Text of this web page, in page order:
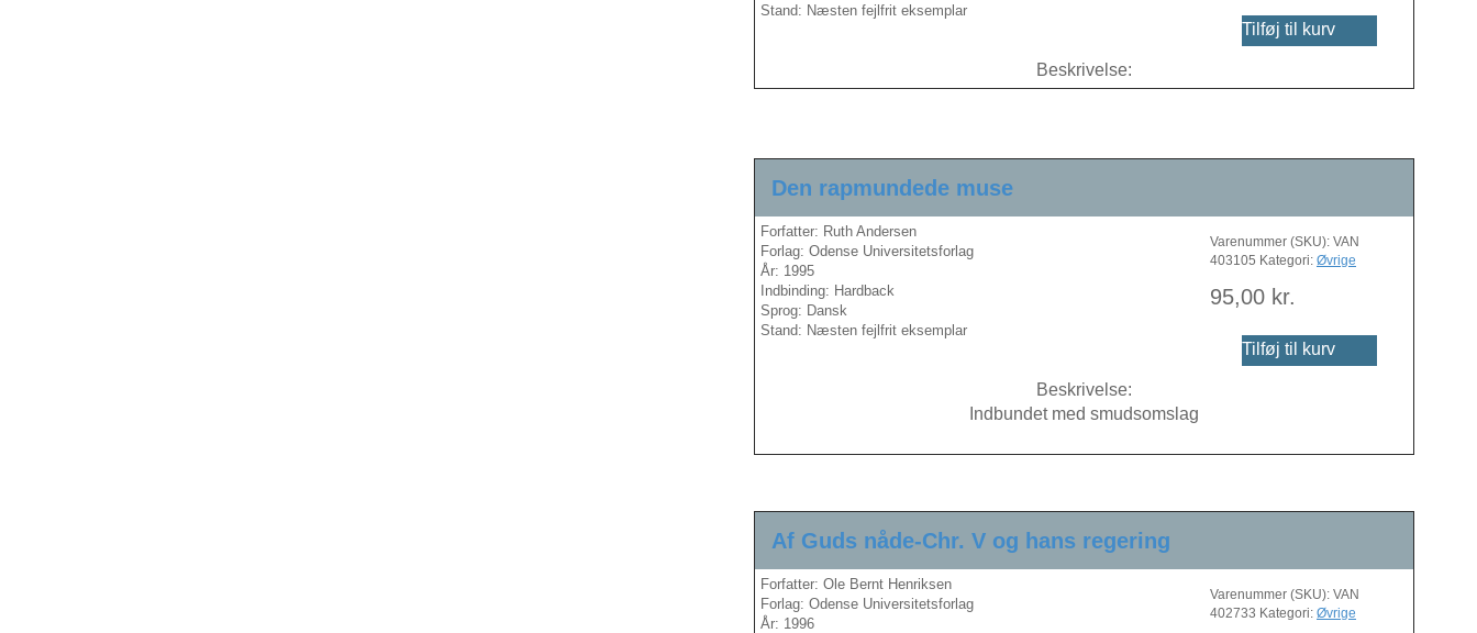
Stand: Næsten fejlfrit eksemplar
Tilføj til kurv
Beskrivelse:
Den rapmundede muse
Forfatter: Ruth Andersen
Forlag: Odense Universitetsforlag
År: 1995
Indbinding: Hardback
Sprog: Dansk
Stand: Næsten fejlfrit eksemplar
Varenummer (SKU): VAN
403105 Kategori: Øvrige
95,00 kr.
Tilføj til kurv
Beskrivelse:
Indbundet med smudsomslag
Af Guds nåde-Chr. V og hans regering
Forfatter: Ole Bernt Henriksen
Forlag: Odense Universitetsforlag
År: 1996
Varenummer (SKU): VAN
402733 Kategori: Øvrige